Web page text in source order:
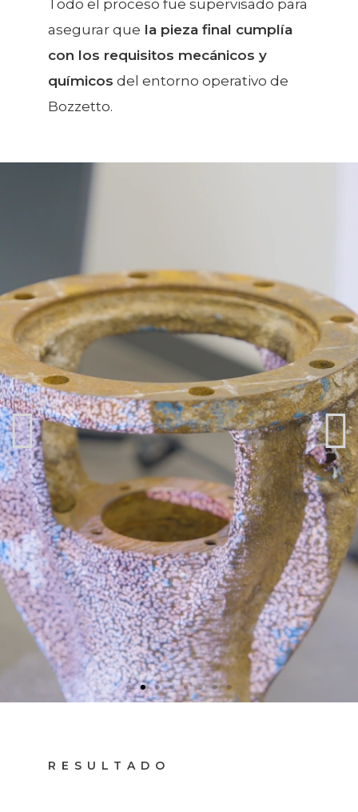
Todo el proceso fue supervisado para
asegurar que la pieza final cumplía
con los requisitos mecánicos y
químicos del entorno operativo de
Bozzetto.
RESULTADO